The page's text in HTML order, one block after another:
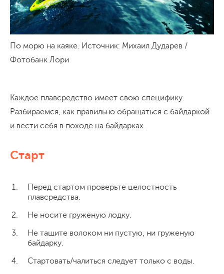
По морю на каяке. Источник: Михаил Дударев /
Фотобанк Лори
Каждое плавсредство имеет свою специфику.
Разбираемся, как правильно обращаться с байдаркой
и вести себя в походе на байдарках.
Старт
Перед стартом проверьте целостность
плавсредства.
Не носите груженую лодку.
Не тащите волоком ни пустую, ни груженую
байдарку.
Стартовать/чалиться следует только с воды.